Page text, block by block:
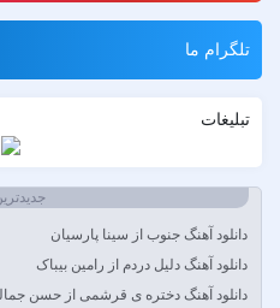
AFROJACK
& Timmy Trumpet & Alexandra Stan
Anyma Ellie Goulding
Arsha Michaels
Aşkın Nur Yengi
تلگرام ما
تبلیغات
دانلود آهنگ جنوب از سینا پارسیان
دانلود آهنگ دلیل دردم از رامین بیباک
دانلود آهنگ دختره ی قرشمی از حسن